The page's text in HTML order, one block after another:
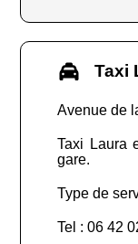
Taxi
Avenue de
Taxi Laura
gare.
Type de
Tel : 06 42